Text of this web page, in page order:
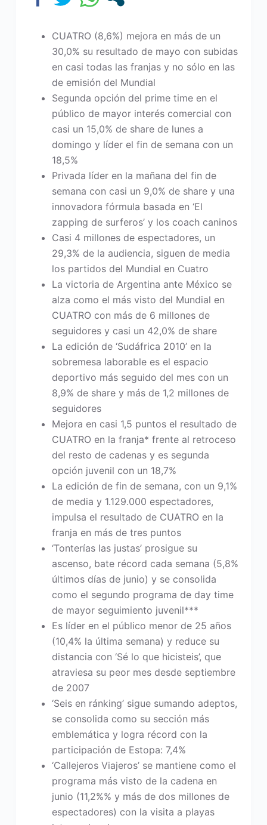
CUATRO (8,6%) mejora en más de un
30,0% su resultado de mayo con subidas
en casi todas las franjas y no sólo en las
de emisión del Mundial
Segunda opción del prime time en el
público de mayor interés comercial con
casi un 15,0% de share de lunes a
domingo y líder el fin de semana con un
18,5%
Privada líder en la mañana del fin de
semana con casi un 9,0% de share y una
innovadora fórmula basada en ‘El
zapping de surferos’ y los coach caninos
Casi 4 millones de espectadores, un
29,3% de la audiencia, siguen de media
los partidos del Mundial en Cuatro
La victoria de Argentina ante México se
alza como el más visto del Mundial en
CUATRO con más de 6 millones de
seguidores y casi un 42,0% de share
La edición de ‘Sudáfrica 2010’ en la
sobremesa laborable es el espacio
deportivo más seguido del mes con un
8,9% de share y más de 1,2 millones de
seguidores
Mejora en casi 1,5 puntos el resultado de
CUATRO en la franja* frente al retroceso
del resto de cadenas y es segunda
opción juvenil con un 18,7%
La edición de fin de semana, con un 9,1%
de media y 1.129.000 espectadores,
impulsa el resultado de CUATRO en la
franja en más de tres puntos
‘Tonterías las justas’ prosigue su
ascenso, bate récord cada semana (5,8%
últimos días de junio) y se consolida
como el segundo programa de day time
de mayor seguimiento juvenil***
Es líder en el público menor de 25 años
(10,4% la última semana) y reduce su
distancia con ‘Sé lo que hicisteis’, que
atraviesa su peor mes desde septiembre
de 2007
‘Seis en ránking’ sigue sumando adeptos,
se consolida como su sección más
emblemática y logra récord con la
participación de Estopa: 7,4%
‘Callejeros Viajeros’ se mantiene como el
programa más visto de la cadena en
junio (11,2%% y más de dos millones de
espectadores) con la visita a playas